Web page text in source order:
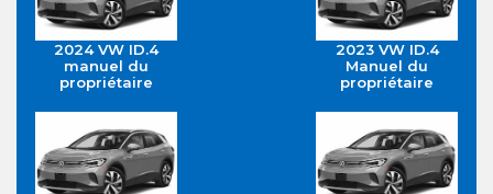
2024 VW ID.4
manuel du
propriétaire
2023 VW ID.4
Manuel du
propriétaire